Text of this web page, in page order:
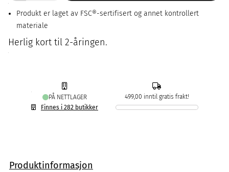
Produkt er laget av FSC®-sertifisert og annet kontrollert
materiale
Herlig kort til 2-åringen.
PÅ NETTLAGER
Finnes i 282 butikker
499,00 inntil gratis frakt!
Produktinformasjon